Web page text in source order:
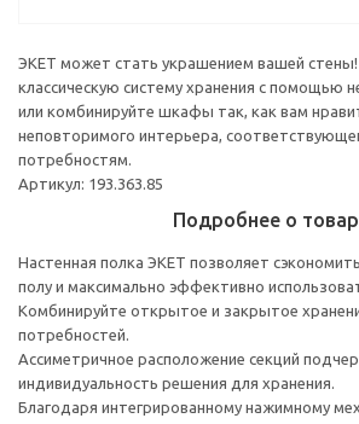
ЭКЕТ может стать украшением вашей
классическую систему хранения с помощью
или комбинируйте шкафы так, как вам
неповторимого интерьера,
потребностям.
Артикул: 193.363.85
Подробнее о
Настенная полка ЭКЕТ позволяет
полу и максимально эффективно
Комбинируйте открытое и закрытое
потребностей.
Ассиметричное расположение секций
индивидуальность решения для хранения.
Благодаря интегрированному нажимному